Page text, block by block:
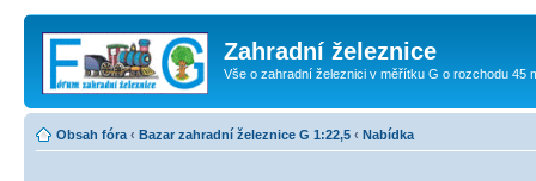
Zahradní železnice
Vše o zahradní železnici v měřítku G o rozchodu 45
Obsah fóra ‹ Bazar zahradní železnice G 1:22,5 ‹ Nabídka